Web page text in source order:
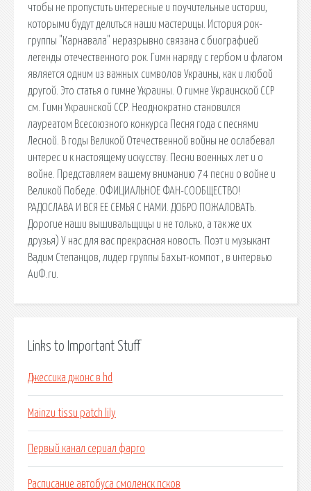
чтобы не пропустить интересные и поучительные истории,
которыми будут делиться наши мастерицы. История рок-
группы "Карнавала" неразрывно связана с биографией
легенды отечественного рок. Гимн наряду с гербом и флагом
является одним из важных символов Украины, как и любой
другой. Это статья о гимне Украины. О гимне Украинской ССР
см. Гимн Украинской ССР. Неоднократно становился
лауреатом Всесоюзного конкурса Песня года с песнями
Лесной. В годы Великой Отечественной войны не ослабевал
интерес и к настоящему искусству. Песни военных лет и о
войне. Представляем вашему вниманию 74 песни о войне и
Великой Победе. ОФИЦИАЛЬНОЕ ФАН-СООБЩЕСТВО!
РАДОСЛАВА И ВСЯ ЕЕ СЕМЬЯ С НАМИ. ДОБРО ПОЖАЛОВАТЬ.
Дорогие наши вышивальщицы и не только, а так же их
друзья) У нас для вас прекрасная новость. Поэт и музыкант
Вадим Степанцов, лидер группы Бахыт-компот , в интервью
АиФ.ru.
Links to Important Stuff
Джессика джонс в hd
Mainzu tissu patch lily
Первый канал сериал фарго
Расписание автобуса смоленск псков